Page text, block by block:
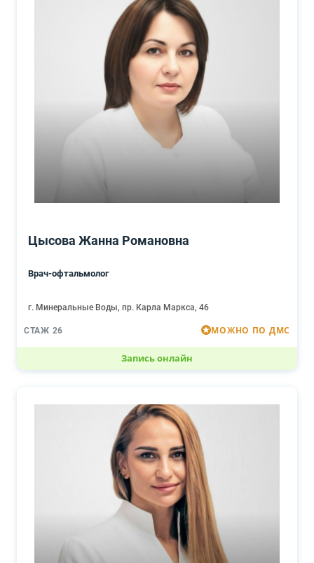
Цысова Жанна Романовна
Врач-офтальмолог
г. Минеральные Воды, пр. Карла Маркса, 46
СТАЖ 26 МОЖНО ПО ДМС
Запись онлайн